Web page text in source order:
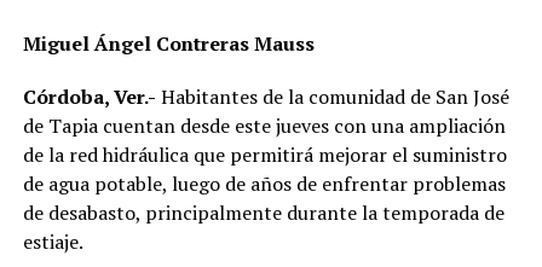
los gobiernos locales y comunitarios en la
transformación de las estructuras que mantienen
desigualdades, además de proponer la innovación como
una herramienta para impulsar políticas públicas con
mayor impacto social.
Al evento acudieron el alcalde de Córdoba, Manuel
Alonso Cerezo; la síndica única, Irene Sedas González;
integrantes del Cabildo, así como la directora del DIF
Miguel Ángel Contreras Mauss
Córdoba, Ver.- Habitantes de la comunidad de San José
de Tapia cuentan desde este jueves con una ampliación
de la red hidráulica que permitirá mejorar el suministro
de agua potable, luego de años de enfrentar problemas
de desabasto, principalmente durante la temporada de
estiaje.